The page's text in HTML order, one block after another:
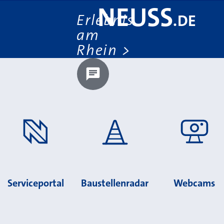
Erlebnis
am
Rhein
NEUSS.DE
Chatbot laden?
Serviceportal Baustellenradar Webcams